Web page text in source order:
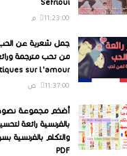
Sefrioui
11:23:00 م
جمل شعرية عن الحب
sur l'amour
11:37:00 ص
أضخم مجموعة
بالفرنسية رائعة
والتكلم بالفرنسية
PDF